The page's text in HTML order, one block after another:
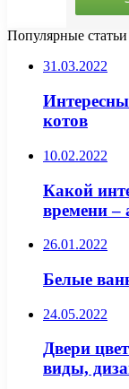
Популярные статьи
31.03.2022
котов
10.02.2022
Какой
времени –
26.01.2022
Белые
24.05.2022
Двери
виды,